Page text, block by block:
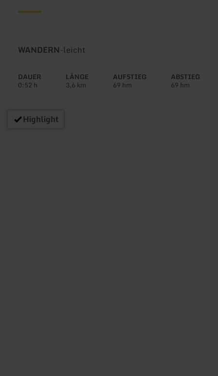
Art
Tour:
WANDERN-Schwierigkeit:
leicht
DAUER
0:52 h
LÄNGE
3,6 km
AUFSTIEG
69 hm
ABSTIEG
69 hm
Highlight